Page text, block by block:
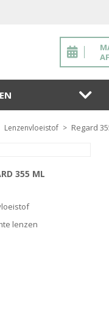
Lenzenvloeistof > Regard
355 ML
lenzen